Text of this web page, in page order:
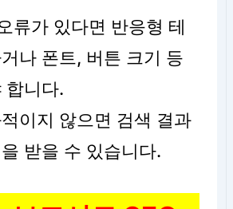
류가 있다면 반응형 테
나 폰트, 버튼 크기 등
합니다.
이지 않으면 검색 결과
받을 수 있습니다.